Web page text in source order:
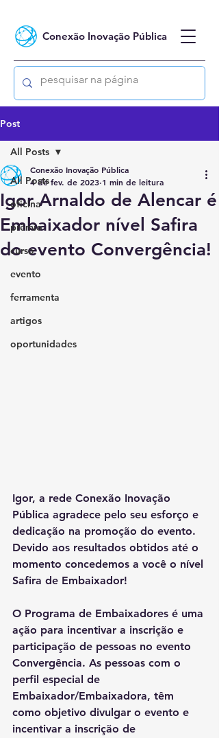
Conexão Inovação Pública
Post
All Posts
oficina
prêmio
curso
evento
ferramenta
artigos
oportunidades
All Posts
Igor Arnaldo de Alencar é
Embaixador nível Safira
do evento Convergência!
Conexão Inovação Pública
4 de fev. de 2023 1 min de leitura
Igor, a rede Conexão Inovação
Pública agradece pelo seu esforço e
dedicação na promoção do evento.
Devido aos resultados obtidos até o
momento concedemos a você o nível
Safira de Embaixador!
O Programa de Embaixadores é uma
ação para incentivar a inscrição e
participação de pessoas no evento
Convergência. As pessoas com o
perfil especial de
Embaixador/Embaixadora, têm
como objetivo divulgar o evento e
incentivar a inscrição de